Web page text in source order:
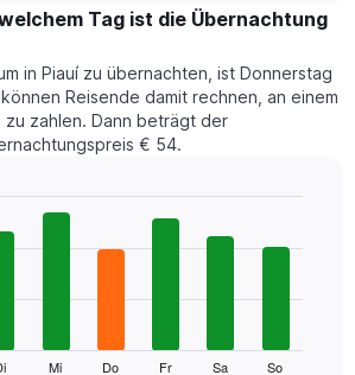
Tag ist die Übernachtung
in Piauí zu übernachten, ist Donnerstag
Reisende damit rechnen, an einem
zu zahlen. Dann beträgt der
€ 54.
Mi Do Fr Sa So